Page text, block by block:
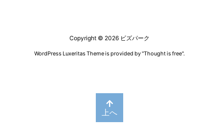
Copyright © 2026 ビズパーク
WordPress Luxeritas Theme is provided by "Thought is free".
上へ